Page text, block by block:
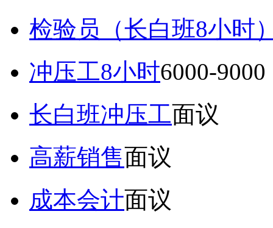
检验员（长白班8小时
冲压工8小时6000-
长白班冲压工面议
高薪销售面议
成本会计面议